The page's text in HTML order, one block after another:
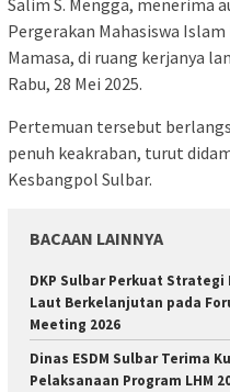
Salim S. Mengga, menerima
Pergerakan Mahasiswa
Mamasa, di ruang kerjanya
Rabu, 28 Mei 2025.
Pertemuan tersebut
penuh keakraban, turut
Kesbangpol Sulbar.
BACAAN LAINNYA
DKP Sulbar Perkuat
Laut Berkelanjutan pada
Meeting 2026
Dinas ESDM Sulbar Terima
Pelaksanaan Program LHM